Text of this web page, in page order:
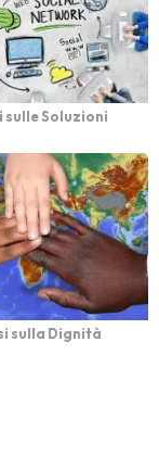
sulle Soluzioni
sulla Dignità